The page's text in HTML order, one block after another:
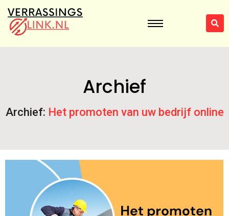
Archief
Archief: Het promoten van uw bedrijf online